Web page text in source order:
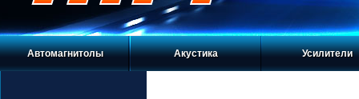
Автомагнитолы Акустика Усилители